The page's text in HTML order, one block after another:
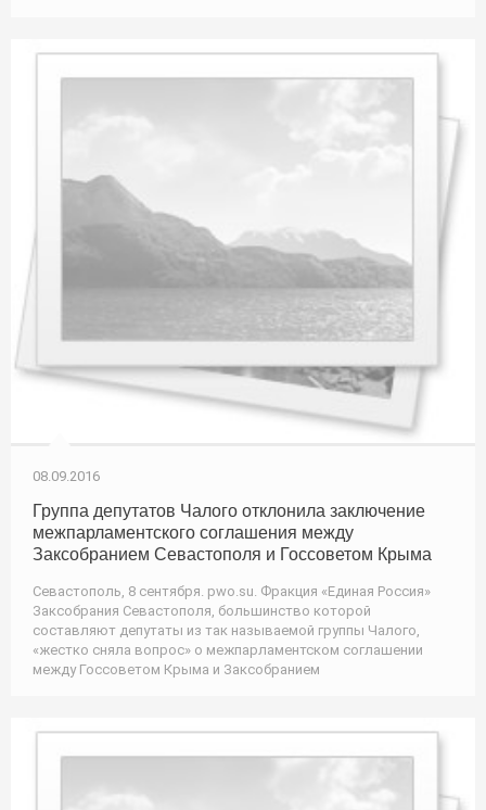
08.09.2016
Группа депутатов Чалого отклонила заключение
межпарламентского соглашения между
Заксобранием Севастополя и Госсоветом Крыма
Севастополь, 8 сентября. pwo.su. Фракция «Единая Россия»
Заксобрания Севастополя, большинство которой
составляют депутаты из так называемой группы Чалого,
«жестко сняла вопрос» о межпарламентском соглашении
между Госсоветом Крыма и Заксобранием